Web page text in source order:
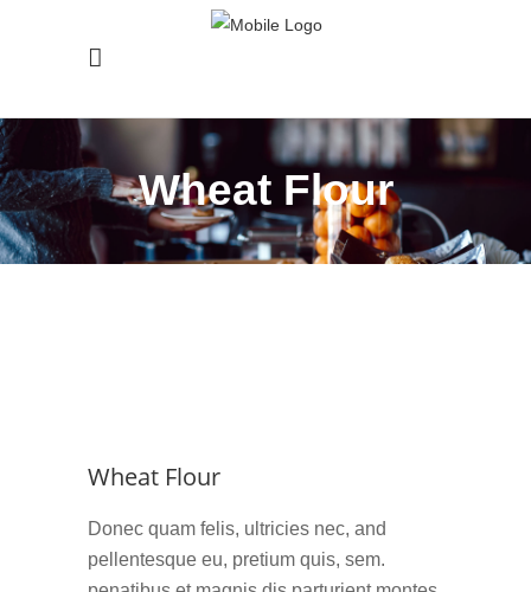
Wheat Flour
Wheat Flour
Donec quam felis, ultricies nec, and
pellentesque eu, pretium quis, sem.